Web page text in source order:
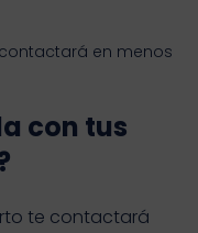
en menos
con tus
te contactará